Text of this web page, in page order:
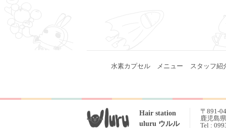
水素カプセル メニュー スタッフ紹
Hair station
uluru ウルル
〒891-
鹿児島
Tel :